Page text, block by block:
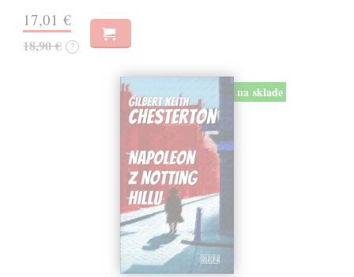
17,01 €
18,90 € ?
na sklade